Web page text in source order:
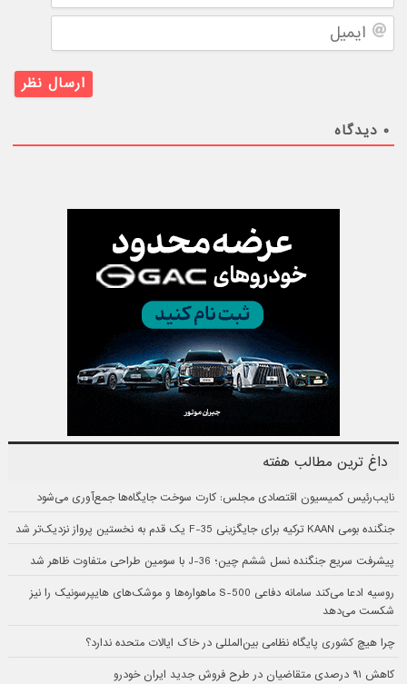
ایمیل
۰ دیدگاه
داغ ترین مطالب هفته
نایب‌رئیس کمیسیون اقتصادی مجلس: کارت سوخت جایگاه‌ها جمع‌آوری می‌شود
جنگنده بومی KAAN ترکیه برای جایگزینی F-35 یک قدم به نخستین پرواز نزدیک‌تر شد
پیشرفت سریع جنگنده نسل ششم چین؛ J-36 با سومین طراحی متفاوت ظاهر شد
روسیه ادعا می‌کند سامانه دفاعی S-500 ماهواره‌ها و موشک‌های هایپرسونیک را نیز
شکست می‌دهد
چرا هیچ کشوری پایگاه نظامی بین‌المللی در خاک ایالات متحده ندارد؟
کاهش ۹۱ درصدی متقاضیان در طرح فروش جدید ایران خودرو